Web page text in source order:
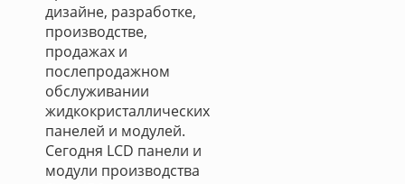
дизайне, разработке,
производстве,
продажах и
послепродажном
обслуживании
жидкокристаллических
панелей и модулей.
Сегодня LCD панели и
модули производства